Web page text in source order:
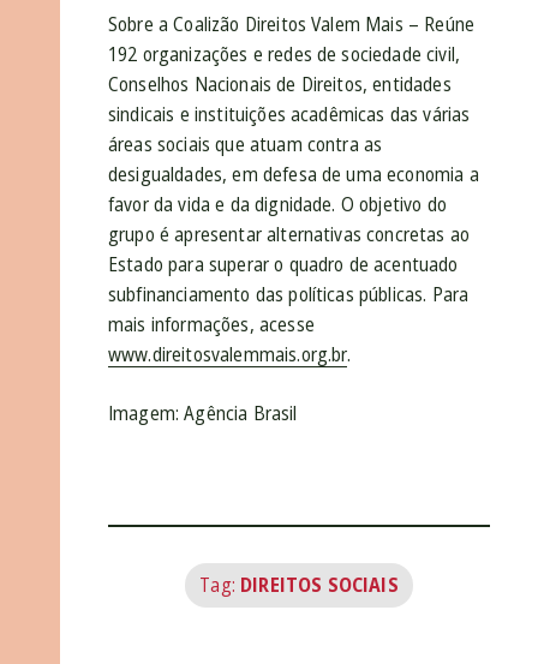
Sobre a Coalizão Direitos Valem Mais – Reúne
192 organizações e redes de sociedade civil,
Conselhos Nacionais de Direitos, entidades
sindicais e instituições acadêmicas das várias
áreas sociais que atuam contra as
desigualdades, em defesa de uma economia a
favor da vida e da dignidade. O objetivo do
grupo é apresentar alternativas concretas ao
Estado para superar o quadro de acentuado
subfinanciamento das políticas públicas. Para
mais informações, acesse
www.direitosvalemmais.org.br.
Imagem: Agência Brasil
Tag: DIREITOS SOCIAIS